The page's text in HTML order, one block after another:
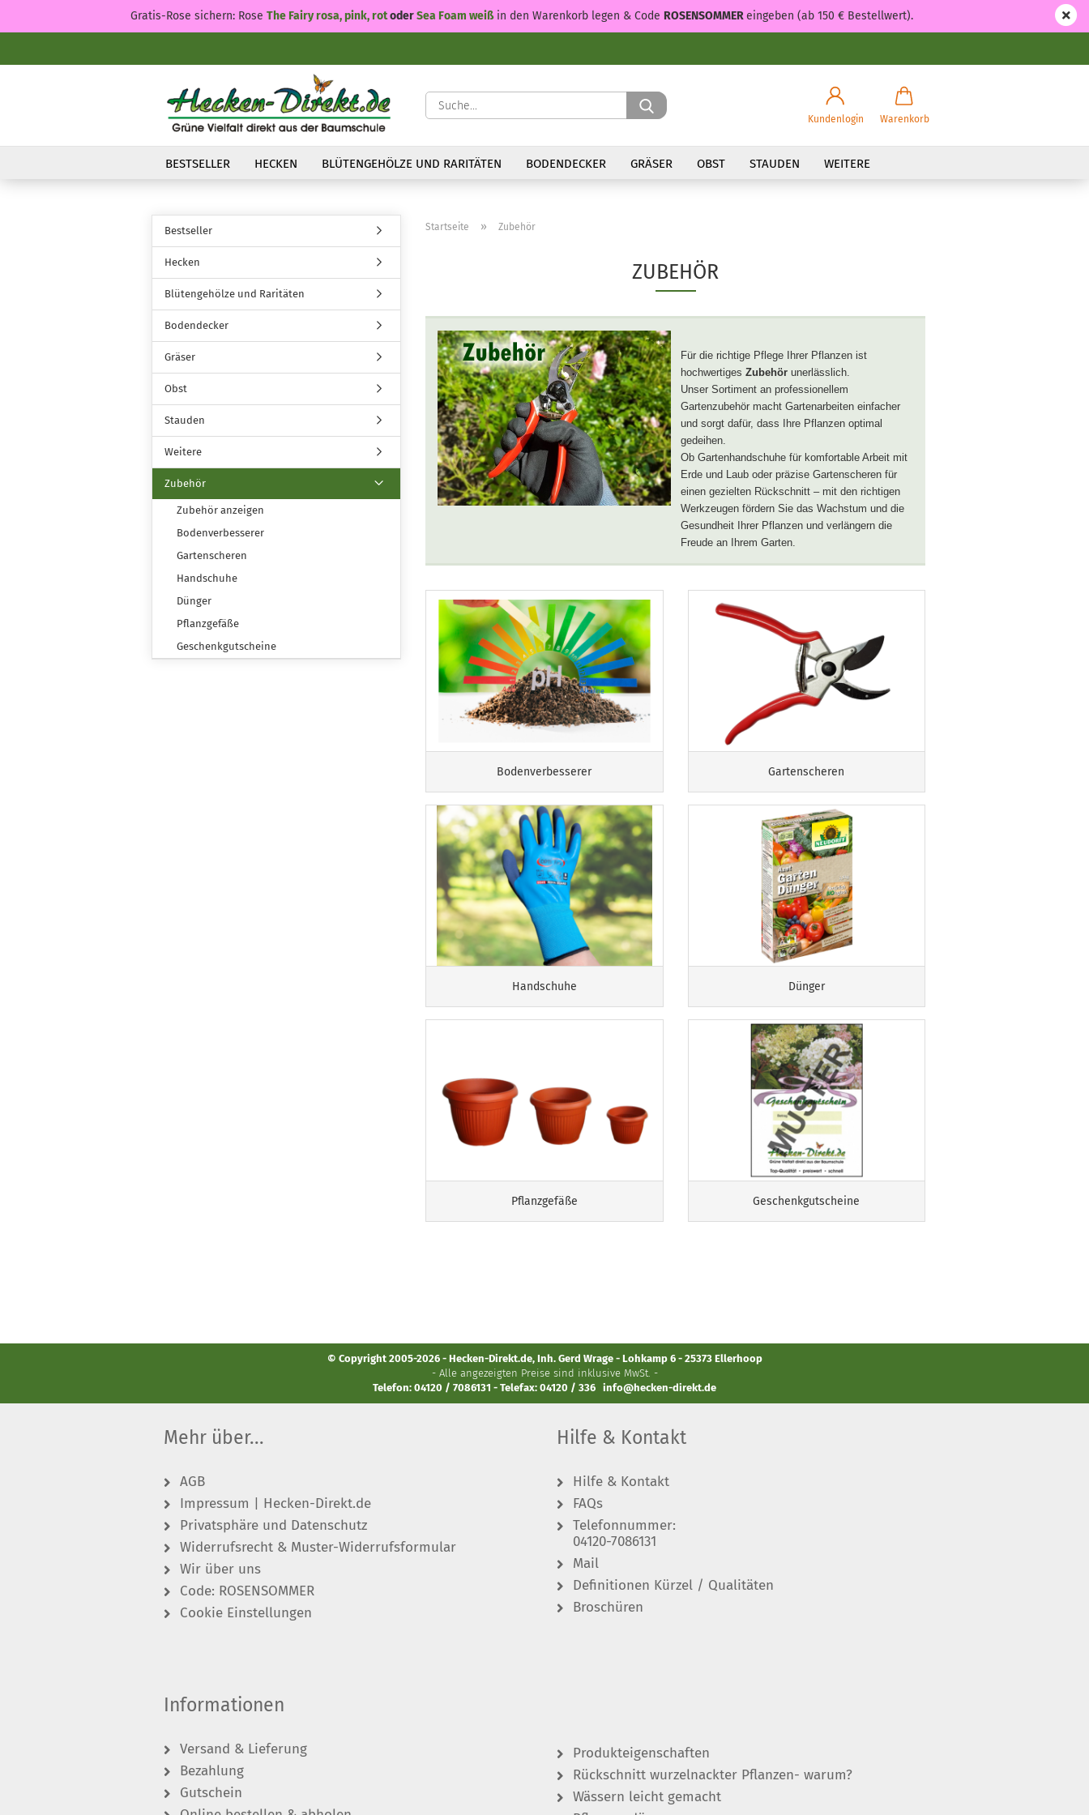
Suche...
Kundenlogin Warenkorb
Gratis-Rose sichern: Rose The Fairy rosa, pink, rotoderSea Foam weißin den Warenkorb legen & Code ROSENSOMMEReingeben (ab 150 € Bestellwert).
BESTSELLER HECKEN BLÜTENGEHÖLZE UND RARITÄTEN BODENDECKER GRÄSER OBST STAUDEN WEITERE
Startseite » Zubehör
ZUBEHÖR
Für die richtige Pflege Ihrer Pflanzen ist
hochwertigesZubehörunerlässlich.
Unser Sortiment an professionellem
Gartenzubehör macht Gartenarbeiten einfacher
und sorgt dafür, dass Ihre Pflanzen optimal
gedeihen.
Ob Gartenhandschuhe für komfortable Arbeit mit
Erde und Laub oder präzise Gartenscheren für
einen gezielten Rückschnitt – mit den richtigen
Werkzeugen fördern Sie das Wachstum und die
Gesundheit Ihrer Pflanzen und verlängern die
Freude an Ihrem Garten.
Bodenverbesserer Gartenscheren
Handschuhe Dünger
Pflanzgefäße Geschenkgutscheine
Bestseller
Hecken
Blütengehölze und Raritäten
Bodendecker
Gräser
Obst
Stauden
Weitere
Zubehör
Zubehör anzeigen
Bodenverbesserer
Gartenscheren
Handschuhe
Dünger
Pflanzgefäße
Geschenkgutscheine
© Copyright 2005-2026 - Hecken-Direkt.de, Inh. Gerd Wrage - Lohkamp 6 - 25373 Ellerhoop
- Alle angezeigten Preise sind inklusive MwSt. -
Telefon: 04120 / 7086131 - Telefax: 04120 / 336 info@hecken-direkt.de
Mehr über...
AGB
Impressum | Hecken-Direkt.de
Privatsphäre und Datenschutz
Widerrufsrecht & Muster-Widerrufsformular
Wir über uns
Code: ROSENSOMMER
Cookie Einstellungen
Hilfe & Kontakt
Hilfe & Kontakt
FAQs
Telefonnummer:
04120-7086131
Mail
Definitionen Kürzel / Qualitäten
Broschüren
Informationen
Versand & Lieferung
Bezahlung
Gutschein
Produkteigenschaften
Rückschnitt wurzelnackter Pflanzen- warum?
Wässern leicht gemacht